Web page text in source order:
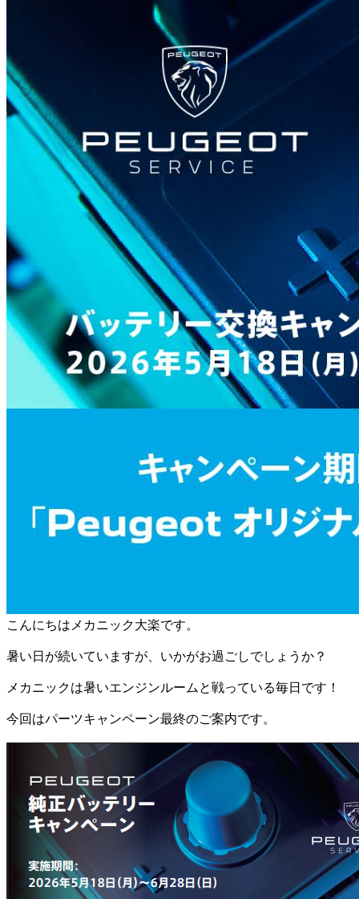
こんにちはメカニック大楽です。
暑い日が続いていますが、いかがお過ごしでしょうか？
メカニックは暑いエンジンルームと戦っている毎日です！
今回はパーツキャンペーン最終のご案内です。